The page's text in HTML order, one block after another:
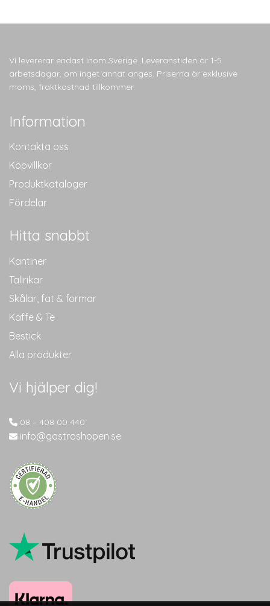
Vi levererar endast inom Sverige. Leveranstiden är 1-5
arbetsdagar, om inget annat anges. Priserna är exklusive
moms, fraktkostnad tillkommer.
Information
Kontakta oss
Köpvillkor
Produktkataloger
Fördelar
Hitta snabbt
Kantiner
Tallrikar
Skålar, fat & formar
Kaffe & Te
Bestick
Alla produkter
Vi hjälper dig!
08 – 408 00 440
info@gastroshopen.se